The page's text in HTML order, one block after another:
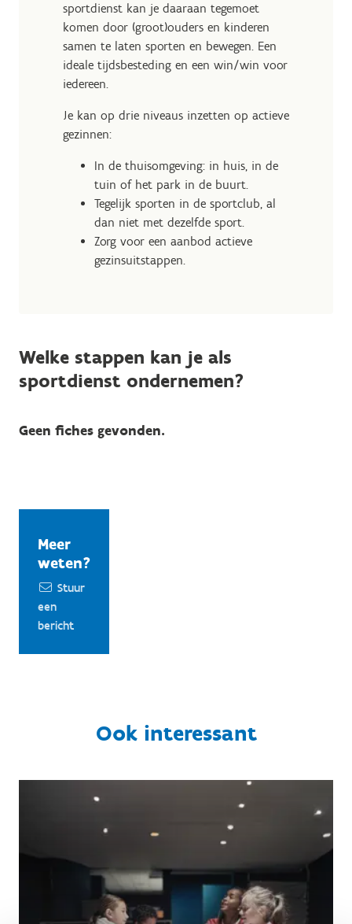
sportdienst kan je daaraan tegemoet
komen door (groot)ouders en kinderen
samen te laten sporten en bewegen. Een
ideale tijdsbesteding en een win/win voor
iedereen.
Je kan op drie niveaus inzetten op actieve
gezinnen:
In de thuisomgeving: in huis, in de
tuin of het park in de buurt.
Tegelijk sporten in de sportclub, al
dan niet met dezelfde sport.
Zorg voor een aanbod actieve
gezinsuitstappen.
Welke stappen kan je als
sportdienst ondernemen?
Geen fiches gevonden.
Meer
weten?
Stuur
een
bericht
Ook interessant